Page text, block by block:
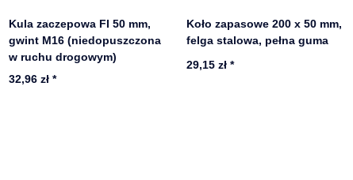
Kula zaczepowa FI 50 mm,
gwint M16 (niedopuszczona
w ruchu drogowym)
32,96 zł*
Koło zapasowe 200 x 50 mm,
felga stalowa, pełna guma
29,15 zł*